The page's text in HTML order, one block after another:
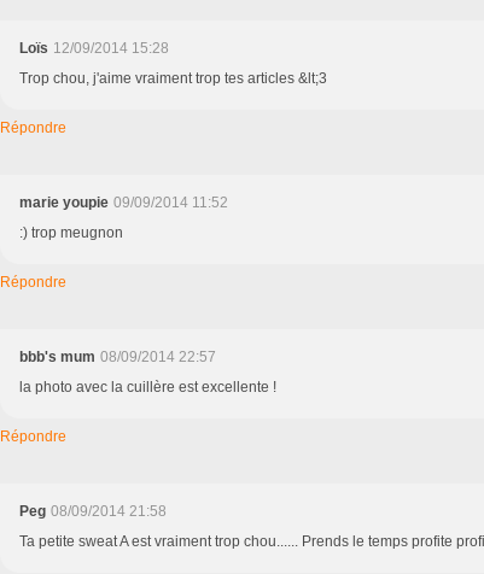
Loïs 12/09/2014 15:28
Trop chou, j'aime vraiment trop tes articles &lt;3
Répondre
marie youpie 09/09/2014 11:52
:) trop meugnon
Répondre
bbb's mum 08/09/2014 22:57
la photo avec la cuillère est excellente !
Répondre
Peg 08/09/2014 21:58
Ta petite sweat A est vraiment trop chou...... Prends le temps profite